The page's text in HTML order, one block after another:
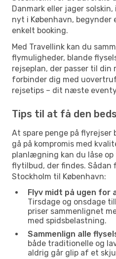
Danmark eller jager
nyt i København, begynder
enkelt booking.
Med Travellink kan du
flymuligheder, blande
rejseplan, der passer til
forbinder dig med
rejsetips – dit næste
Tips til at få den
At spare penge på flyrejser
gå på kompromis med
planlægning kan du låse
flytilbud, der findes.
Stockholm til København:
Flyv midt på ugen for
Tirsdage og onsdage
priser sammenlignet
med spidsbelastning.
Sammenlign alle
både traditionelle og
aldrig går glip af et